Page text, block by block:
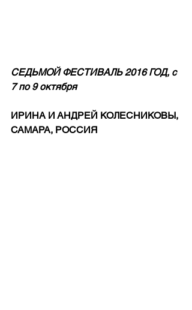
СЕДЬМОЙ ФЕСТИВАЛЬ 2016 ГОД, с
7 по 9 октября
ИРИНА И АНДРЕЙ КОЛЕСНИКОВЫ,
САМАРА, РОССИЯ